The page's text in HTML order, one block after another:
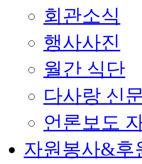
회관소식
행사사진
월간 식단
다사랑 신
언론보도
자원봉사&후